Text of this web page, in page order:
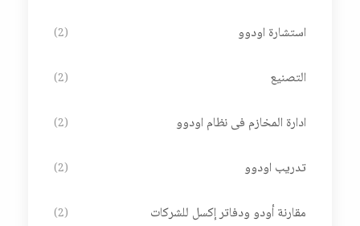
استشارة اودوو (2)
التصنيع (2)
ادارة المخازم فى نظام اودوو (2)
تدريب اودوو (2)
مقارنة أودو ودفاتر إكسل للشركات (2)